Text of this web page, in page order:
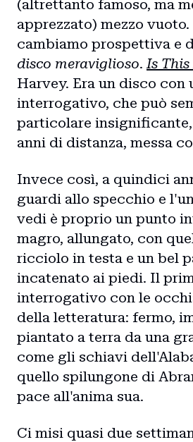
Intro
Blog
Storie
(altrettanto famoso, ma
apprezzato) mezzo
cambiamo prospettiva e
disco meraviglioso.Is This
Harvey. Era un disco con
interrogativo, che può
particolare
anni di distanza, messa
Invece così, a quindici
guardi allo specchio e
vedi è proprio un punto
magro, allungato, con
ricciolo in testa e un bel
incatenato ai piedi. Il
interrogativo con le
della letteratura: fermo,
piantato a terra da una
come gli schiavi
quello spilungone di
pace all'anima sua.
Ci misi quasi due